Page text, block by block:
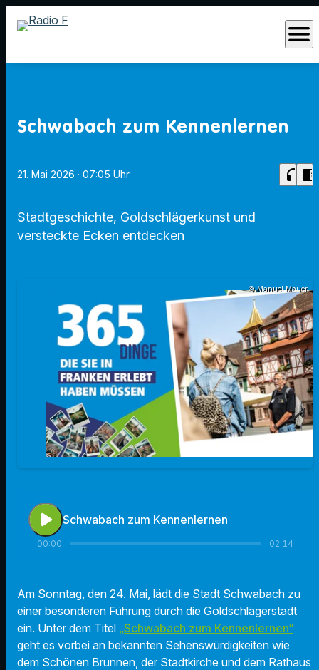
menu
Schwabach zum Kennenlernen
21. Mai 2026 · 07:05 Uhr headphones chrome_reader_mode
Stadtgeschichte, Goldschlägerkunst und
versteckte Ecken entdecken
© Manuel Mauer
play_arrow Schwabach zum Kennenlernen
00:00 02:14
Am Sonntag, den 24. Mai, lädt die Stadt Schwabach zu
einer besonderen Führung durch die Goldschlägerstadt
ein. Unter dem Titel „Schwabach zum Kennenlernen“
geht es vorbei an bekannten Sehenswürdigkeiten wie
dem Schönen Brunnen, der Stadtkirche und dem Rathaus